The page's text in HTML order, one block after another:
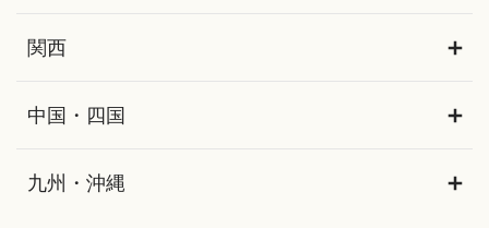
関西
中国・四国
九州・沖縄